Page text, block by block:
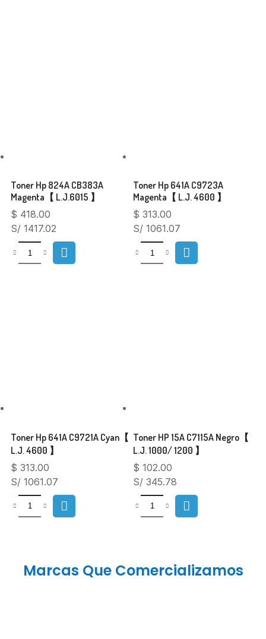
Toner Hp 824A CB383A
Magenta【 L.J.6015 】
$ 418.00
S/ 1417.02
Toner Hp 641A C9723A
Magenta【 L.J. 4600 】
$ 313.00
S/ 1061.07
Toner Hp 641A C9721A Cyan【
L.J. 4600 】
$ 313.00
S/ 1061.07
Toner HP 15A C7115A Negro【
L.J. 1000/ 1200 】
$ 102.00
S/ 345.78
Marcas Que Comercializamos